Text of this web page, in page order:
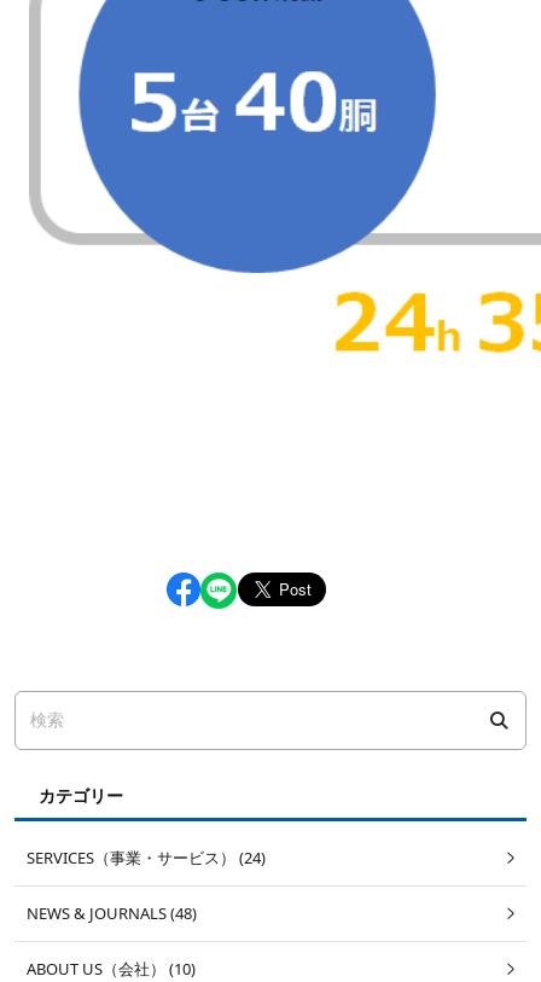
カテゴリー
SERVICES（事業・サービス） (24)
NEWS & JOURNALS (48)
ABOUT US（会社） (10)